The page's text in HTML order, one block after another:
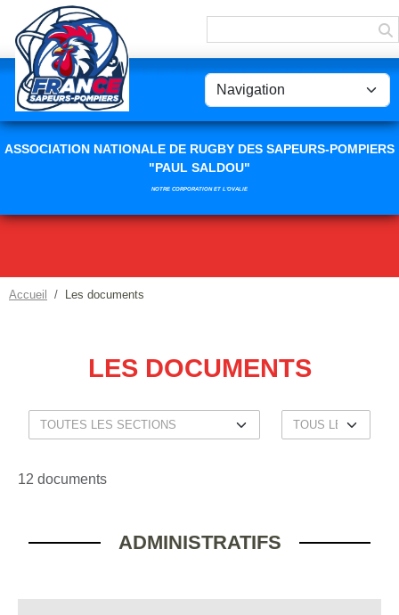
ASSOCIATION NATIONALE DE RUGBY DES SAPEURS-POMPIERS
"PAUL SALDOU"
NOTRE CORPORATION ET L'OVALIE
Accueil Les documents
LES DOCUMENTS
12 documents
ADMINISTRATIFS
Panneau de gestion des cookies